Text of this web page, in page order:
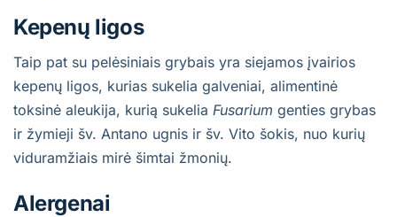
Kepenų ligos
Taip pat su pelėsiniais grybais yra siejamos įvairios
kepenų ligos, kurias sukelia galveniai, alimentinė
toksinė aleukija, kurią sukelia Fusarium genties grybas
ir žymieji šv. Antano ugnis ir šv. Vito šokis, nuo kurių
viduramžiais mirė šimtai žmonių.
Alergenai